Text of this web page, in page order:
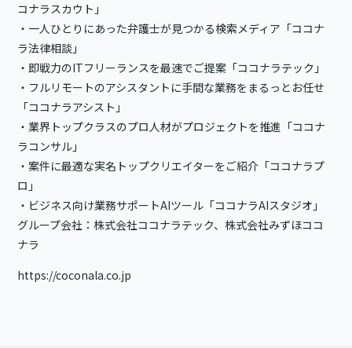
コナラスカウト」
・一人ひとりにあった弁護士が見つかる検索メディア「ココナ
ラ法律相談」
・即戦力のITフリーランスを最速でご提案「ココナラテック」
・フルリモートのアシスタントに手間な業務をまるっとお任せ
「ココナラアシスト」
・業界トップクラスのプロ人材がプロジェクトを推進「ココナ
ラコンサル」
・案件に最適な実名トップクリエイターをご紹介「ココナラプ
ロ」
・ビジネス向け業務サポートAIツール「ココナラAIスタジオ」
グループ会社：株式会社ココナラテック、株式会社みずほココ
ナラ
https://coconala.co.jp